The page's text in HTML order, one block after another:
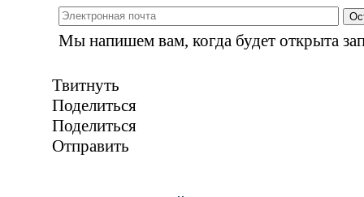
Мы напишем вам, когда будет открыта
Твитнуть
Поделиться
Поделиться
Отправить